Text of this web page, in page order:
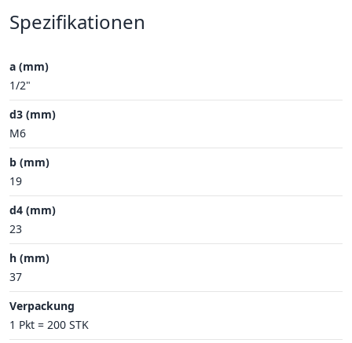
Spezifikationen
a (mm)
1/2"
d3 (mm)
M6
b (mm)
19
d4 (mm)
23
h (mm)
37
Verpackung
1 Pkt = 200 STK